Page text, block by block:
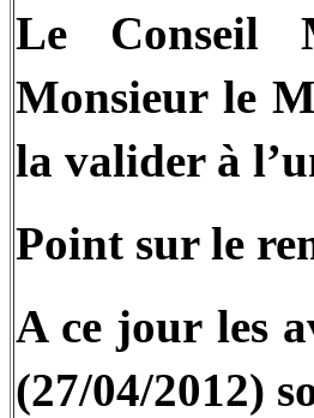
Le Conseil
Monsieur le
la valider à
Point sur le
A ce jour les
(27/04/2012)